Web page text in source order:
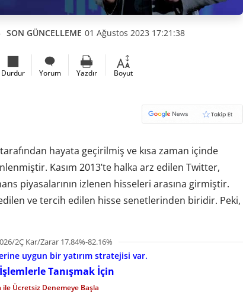
SON GÜNCELLEME 01 Ağustos 2023 17:21:38
Durdur Yorum Yazdır Boyut
hayata geçirilmiş ve kısa zaman içinde
Kasım 2013’te halka arz edilen Twitter,
piyasalarının izlenen hisseleri arasına girmiştir.
edilen ve tercih edilen hisse senetlerinden biridir. Peki,
2Ç Kar/Zarar 17.84%-82.16%
uygun bir yatırım stratejisi var.
Tanışmak İçin
ile Ücretsiz Denemeye Başla